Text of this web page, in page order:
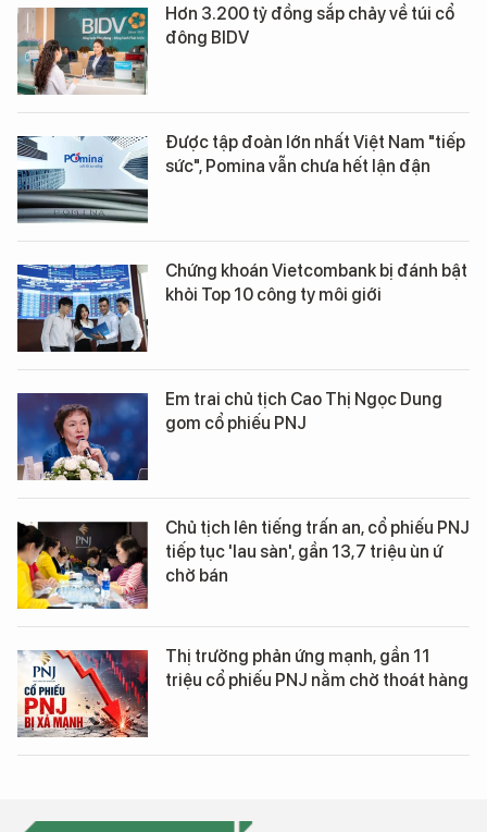
Hơn 3.200 tỷ đồng sắp chảy về túi cổ
đông BIDV
Được tập đoàn lớn nhất Việt Nam "tiếp
sức", Pomina vẫn chưa hết lận đận
Chứng khoán Vietcombank bị đánh bật
khỏi Top 10 công ty môi giới
Em trai chủ tịch Cao Thị Ngọc Dung
gom cổ phiếu PNJ
Chủ tịch lên tiếng trấn an, cổ phiếu PNJ
tiếp tục 'lau sàn', gần 13,7 triệu ùn ứ
chờ bán
Thị trường phản ứng mạnh, gần 11
triệu cổ phiếu PNJ nằm chờ thoát hàng